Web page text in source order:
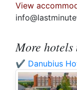
View
More hotels
✔️ Danubius